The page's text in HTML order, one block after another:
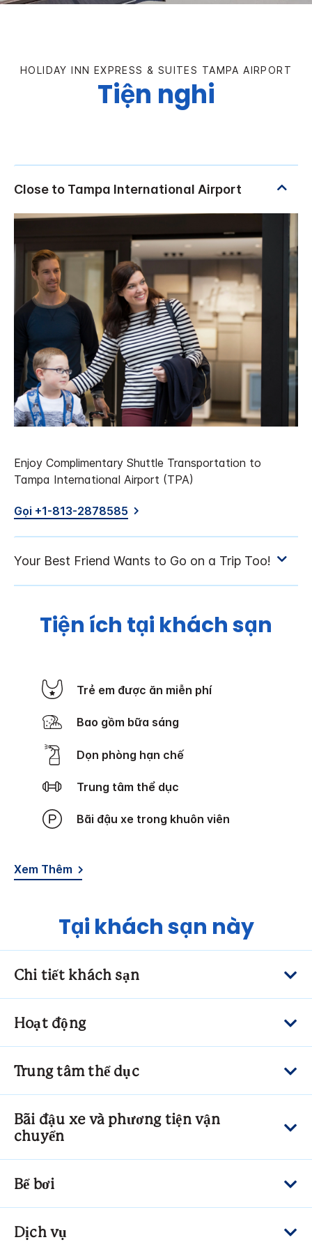
HOLIDAY INN EXPRESS & SUITES TAMPA AIRPORT
Tiện nghi
Enjoy Complimentary Shuttle Transportation to
Tampa International Airport (TPA)
Gọi +1-813-2878585
Tiện ích tại khách sạn
Trẻ em được ăn miễn phí
Bao gồm bữa sáng
Dọn phòng hạn chế
Trung tâm thể dục
Bãi đậu xe trong khuôn viên
Xem Thêm
Tại khách sạn này
Chi tiết khách sạn
Hoạt động
Trung tâm thể dục
Bãi đậu xe và phương tiện vận
chuyển
Bể bơi
Dịch vụ